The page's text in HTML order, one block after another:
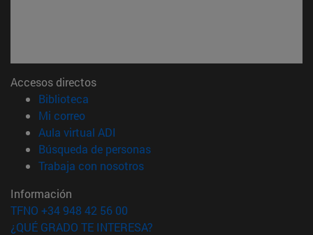
Accesos directos
Biblioteca
Mi correo(abre en nueva ventana)
Aula virtual ADI
Búsqueda de personas(abre en nueva ventana)
Trabaja con nosotros(abre en nueva ventana)
Información
TFNO +34 948 42 56 00
¿QUÉ GRADO TE INTERESA?